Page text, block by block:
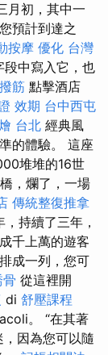
月初，其中一
預計到達之
按摩 優化 台灣
段中寫入它，也
筋 點擊酒店
效期 台中西屯
台北 經典風
的體驗。 這座
堆堆的16世
，爛了，一場
傳統整復推拿
持續了三年，
千上萬的遊客
成一列，您可
從這裡開
di 舒壓課程
。 “在其著
因為您可以隨